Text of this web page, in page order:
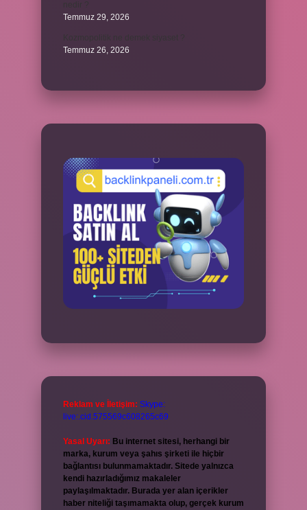
Temmuz 29, 2026
Temmuz 26, 2026
Reklam ve İletişim: Skype:
live:.cid.575569c608265c69
Yasal Uyarı: Bu internet sitesi, herhangi bir
marka, kurum veya şahıs şirketi ile hiçbir
bağlantısı bulunmamaktadır. Sitede yalnızca
kendi hazırladığımız makaleler
paylaşılmaktadır. Burada yer alan içerikler
haber niteliği taşımamakta olup, gerçek kurum